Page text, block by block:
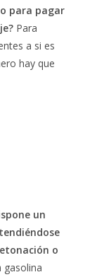
para pagar
Para
a si es
hay que
un
o
gasolina